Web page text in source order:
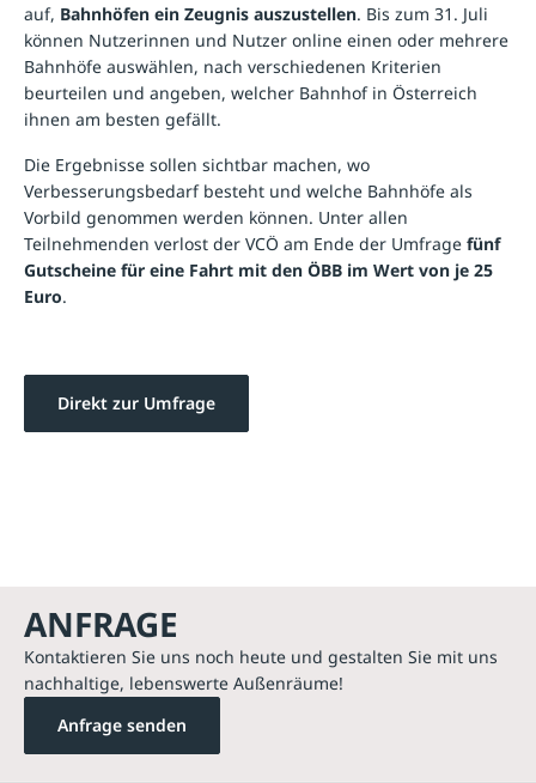
auf, Bahnhöfen ein Zeugnis auszustellen. Bis zum 31. Juli
können Nutzerinnen und Nutzer online einen oder mehrere
Bahnhöfe auswählen, nach verschiedenen Kriterien
beurteilen und angeben, welcher Bahnhof in Österreich
ihnen am besten gefällt.
Die Ergebnisse sollen sichtbar machen, wo
Verbesserungsbedarf besteht und welche Bahnhöfe als
Vorbild genommen werden können. Unter allen
Teilnehmenden verlost der VCÖ am Ende der Umfrage fünf
Gutscheine für eine Fahrt mit den ÖBB im Wert von je 25
Euro.
Direkt zur Umfrage
ANFRAGE
Kontaktieren Sie uns noch heute und gestalten Sie mit uns
nachhaltige, lebenswerte Außenräume!
Anfrage senden